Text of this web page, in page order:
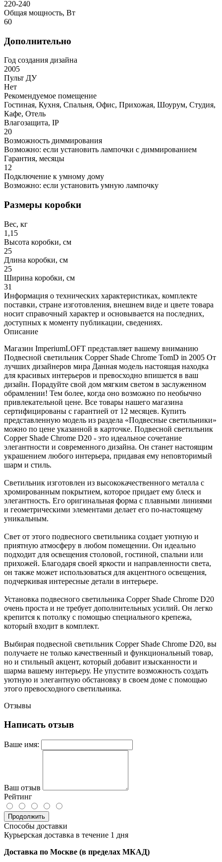
220-240
Общая мощность, Вт
60
Дополнительно
Год создания дизайна
2005
Пульт ДУ
Нет
Рекомендуемое помещение
Гостиная, Кухня, Спальня, Офис, Прихожая, Шоурум, Студия,
Кафе, Отель
Влагозащита, IP
20
Возможность диммирования
Возможно: если установить лампочки с диммированием
Гарантия, месяцы
12
Подключение к умному дому
Возможно: если установить умную лампочку
Размеры коробки
Вес, кг
1,15
Высота коробки, см
25
Длина коробки, см
25
Ширина коробки, см
31
Информация о технических характеристиках, комплекте
поставки, стране изготовления, внешнем виде и цвете товара
носит справочный характер и основывается на последних,
доступных к моменту публикации, сведениях.
Описание
Магазин ImperiumLOFT представляет вашему вниманию
Подвесной светильник Copper Shade Chrome TomD in 2005 От
лучших дизайнеров мира Данная модель настоящая находка
для красивых интерьеров и превосходно впишется в ваш
дизайн. Порадуйте свой дом мягким светом в заслуженном
обрамлении! Тем более, когда оно возможно по необычно
привлекательной цене. Все товары нашего магазина
сертифицированы с гарантией от 12 месяцев. Купить
представленную модель из раздела «Подвесные светильники»
можно по цене указанной в карточке. Подвесной светильник
Copper Shade Chrome D20 - это идеальное сочетание
элегантности и современного дизайна. Он станет настоящим
украшением любого интерьера, придавая ему неповторимый
шарм и стиль.
Светильник изготовлен из высококачественного металла с
хромированным покрытием, которое придает ему блеск и
элегантность. Его оригинальная форма с плавными линиями
и геометрическими элементами делает его по-настоящему
уникальным.
Свет от этого подвесного светильника создает уютную и
приятную атмосферу в любом помещении. Он идеально
подходит для освещения столовой, гостиной, спальни или
прихожей. Благодаря своей яркости и направленности света,
он также может использоваться для акцентного освещения,
подчеркивая интересные детали в интерьере.
Установка подвесного светильника Copper Shade Chrome D20
очень проста и не требует дополнительных усилий. Он легко
крепится к потолку с помощью специального крепежа,
который входит в комплект.
Выбирая подвесной светильник Copper Shade Chrome D20, вы
получаете не только качественный и функциональный товар,
но и стильный акцент, который добавит изысканности и
шарма вашему интерьеру. Не упустите возможность создать
уютную и элегантную обстановку в своем доме с помощью
этого превосходного светильника.
Отзывы
Написать отзыв
Ваше имя:
Ваш отзыв
Рейтинг
Продолжить
Способы доставки
Курьерская доставка в течение 1 дня
Доставка по Москве (в пределах МКАД)